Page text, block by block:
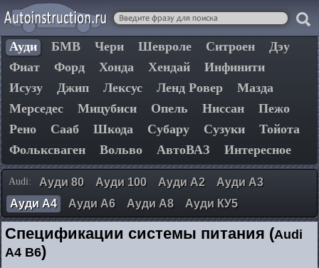
Ауди БМВ Чери Шевроле Ситроен
Дэу
Фиат
Форд Хонда Хендай
Инфинити
Исузу
Джип Лексус Ленд Ровер
Мазда
Мерседес
Мицубиси Опель Ниссан
Пежо
Рено
Сааб Шкода Субару Сузуки
Тойота
Фольксваген
Вольво АвтоВАЗ Интересное
Audi: Ауди 80 Ауди 100 Ауди А2
Ауди А3
Ауди А4
Ауди А6 Ауди А8 Ауди КУ5
Спецификации системы питания (Audi
A4 B6)